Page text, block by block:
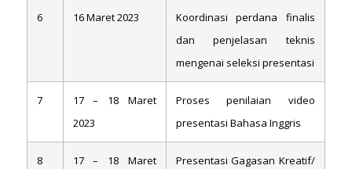
6 16 Maret 2023
Koordinasi perdana finalis
dan penjelasan teknis
mengenai seleksi presentasi
7
17 – 18 Maret
2023
Proses penilaian video
presentasi Bahasa Inggris
8
17 – 18 Maret
Presentasi Gagasan Kreatif/